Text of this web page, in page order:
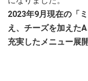
2023年9月現在の「
え、チーズを加えた
充実したメニュー展開